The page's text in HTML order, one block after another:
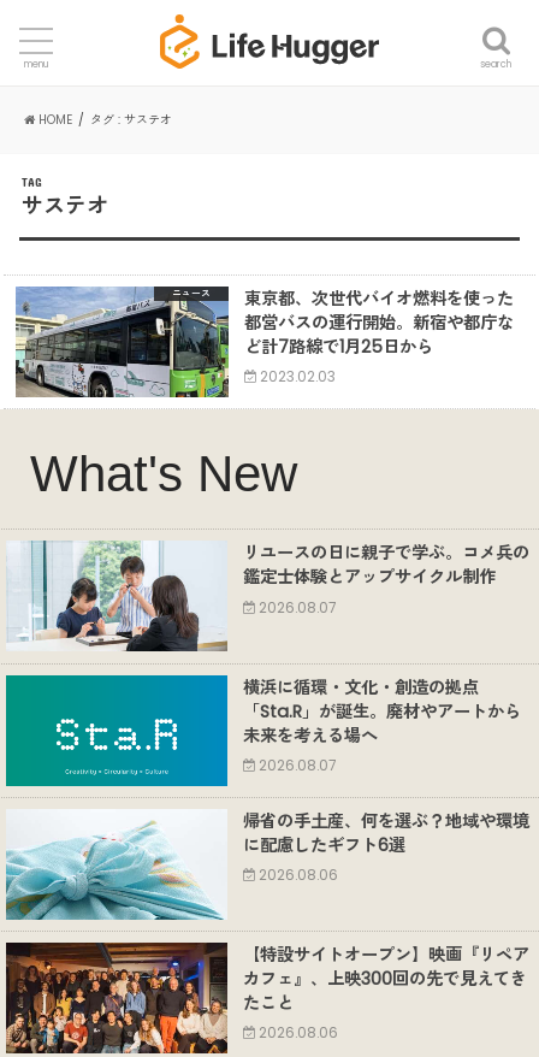
search
menu
HOME タグ : サステオ
TAG
サステオ
ニュース
東京都、次世代バイオ燃料を使った
都営バスの運行開始。新宿や都庁な
ど計7路線で1月25日から
2023.02.03
What's New
リユースの日に親子で学ぶ。コメ兵の
鑑定士体験とアップサイクル制作
2026.08.07
横浜に循環・文化・創造の拠点
「Sta.R」が誕生。廃材やアートから
未来を考える場へ
2026.08.07
帰省の手土産、何を選ぶ？地域や環境
に配慮したギフト6選
2026.08.06
【特設サイトオープン】映画『リペア
カフェ』、上映300回の先で見えてき
たこと
2026.08.06